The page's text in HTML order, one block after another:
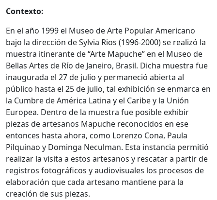
Contexto:
En el año 1999 el Museo de Arte Popular Americano
bajo la dirección de Sylvia Rios (1996-2000) se realizó la
muestra itinerante de “Arte Mapuche” en el Museo de
Bellas Artes de Río de Janeiro, Brasil. Dicha muestra fue
inaugurada el 27 de julio y permaneció abierta al
público hasta el 25 de julio, tal exhibición se enmarca en
la Cumbre de América Latina y el Caribe y la Unión
Europea. Dentro de la muestra fue posible exhibir
piezas de artesanos Mapuche reconocidos en ese
entonces hasta ahora, como Lorenzo Cona, Paula
Pilquinao y Dominga Neculman. Esta instancia permitió
realizar la visita a estos artesanos y rescatar a partir de
registros fotográficos y audiovisuales los procesos de
elaboración que cada artesano mantiene para la
creación de sus piezas.